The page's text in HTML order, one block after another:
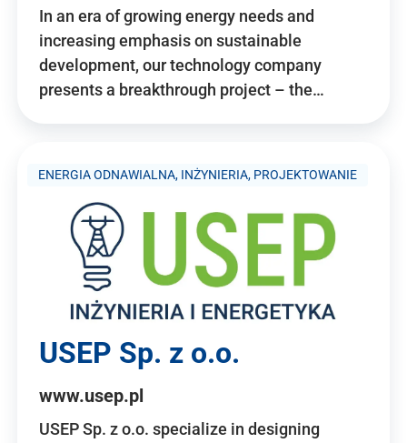
In an era of growing energy needs and
increasing emphasis on sustainable
development, our technology company
presents a breakthrough project – the…
ENERGIA ODNAWIALNA, INŻYNIERIA, PROJEKTOWANIE
USEP Sp. z o.o.
www.usep.pl
USEP Sp. z o.o. specialize in designing